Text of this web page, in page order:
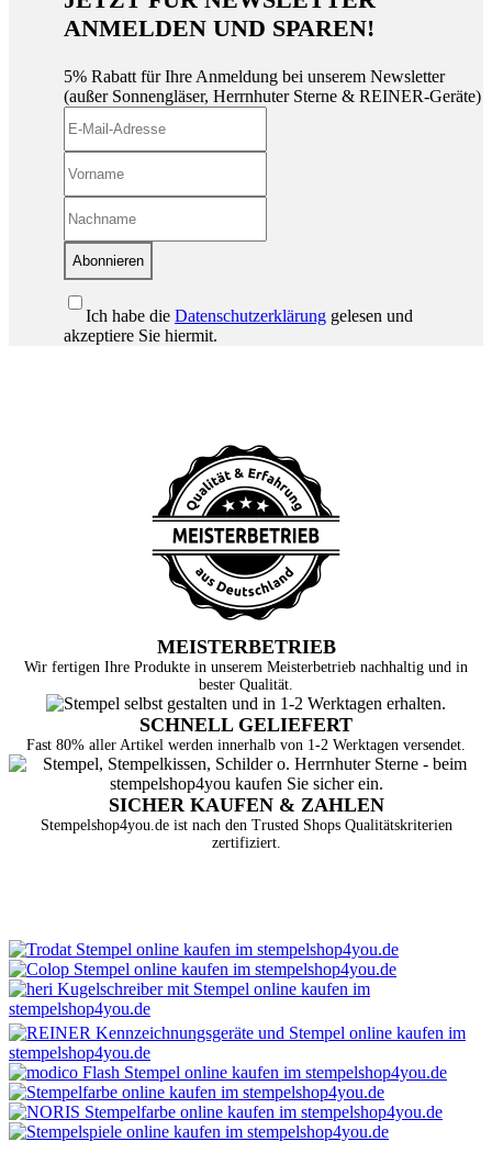
ANMELDEN UND SPAREN!
5% Rabatt für Ihre Anmeldung bei unserem Newsletter
(außer Sonnengläser, Herrnhuter Sterne & REINER-Geräte)
Abonnieren
Ich habe die Datenschutzerklärung gelesen und
akzeptiere Sie hiermit.
MEISTERBETRIEB
Wir fertigen Ihre Produkte in unserem Meisterbetrieb nachhaltig und in
bester Qualität.
SCHNELL GELIEFERT
Fast 80% aller Artikel werden innerhalb von 1-2 Werktagen versendet.
SICHER KAUFEN & ZAHLEN
Stempelshop4you.de ist nach den Trusted Shops Qualitätskriterien
zertifiziert.